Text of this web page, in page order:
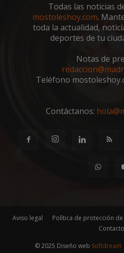
Todas las noticias
mostoleshoy.com.
toda la actualidad,
deportes de tu
Notas de
Teléfono
Contáctanos:
Aviso legal Política de protección
Contacto
© 2025 Diseño web Softdream